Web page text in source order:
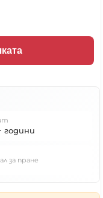
години
за пране